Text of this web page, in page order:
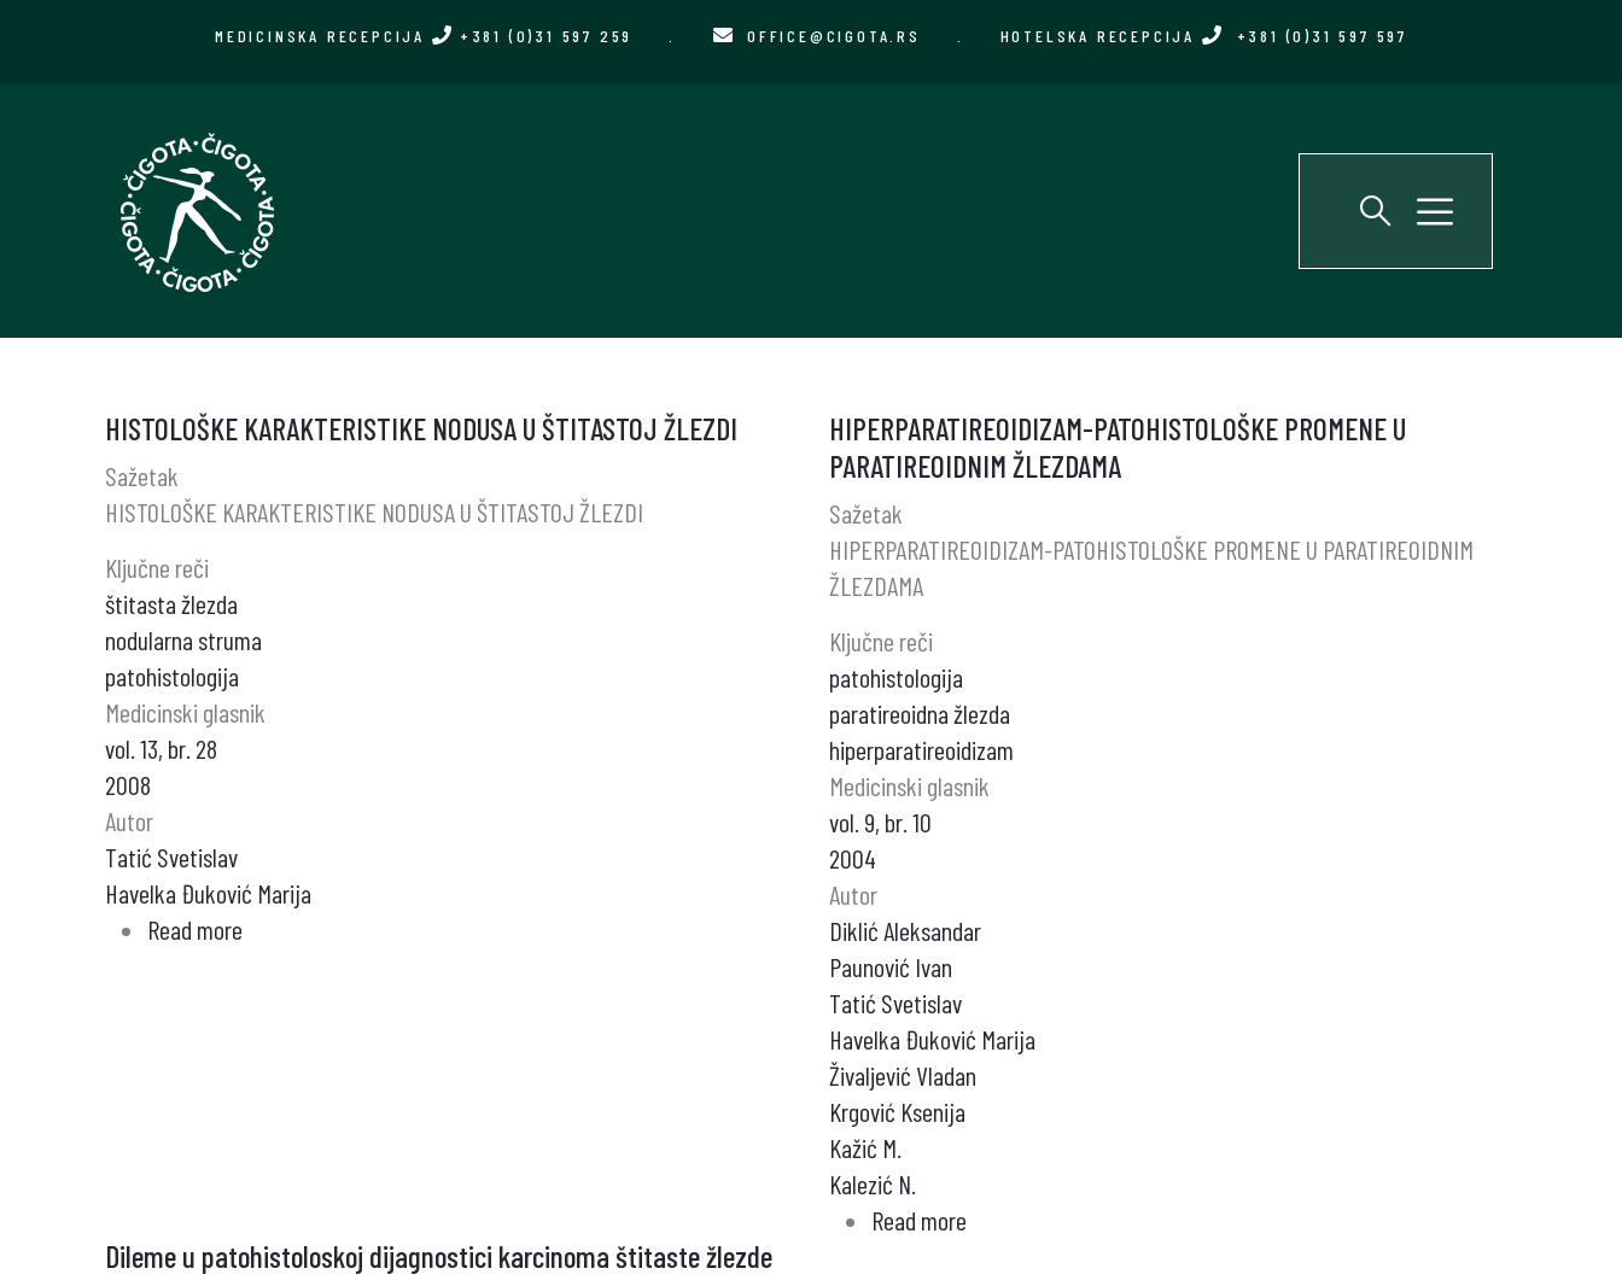
MEDICINSKA RECEPCIJA +381 (0)31 597 259 OFFICE@CIGOTA.RS HOTELSKA RECEPCIJA +381 (0)31 597 597
HISTOLOŠKE KARAKTERISTIKE NODUSA U ŠTITASTOJ ŽLEZDI
Sažetak
HISTOLOŠKE KARAKTERISTIKE NODUSA U ŠTITASTOJ ŽLEZDI
Ključne reči
štitasta žlezda
nodularna struma
patohistologija
Medicinski glasnik
vol. 13, br. 28
2008
Autor
Tatić Svetislav
Havelka Đuković Marija
Read more
HIPERPARATIREOIDIZAM-PATOHISTOLOŠKE PROMENE U
PARATIREOIDNIM ŽLEZDAMA
Sažetak
HIPERPARATIREOIDIZAM-PATOHISTOLOŠKE PROMENE U PARATIREOIDNIM
ŽLEZDAMA
Ključne reči
patohistologija
paratireoidna žlezda
hiperparatireoidizam
Medicinski glasnik
vol. 9, br. 10
2004
Autor
Diklić Aleksandar
Paunović Ivan
Tatić Svetislav
Havelka Đuković Marija
Živaljević Vladan
Krgović Ksenija
Kažić M.
Kalezić N.
Read more
Dileme u patohistoloskoj dijagnostici karcinoma štitaste žlezde